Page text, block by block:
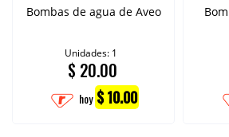
Bombas de agua de Aveo
Unidades: 1
$ 20.00
hoy $ 10.00